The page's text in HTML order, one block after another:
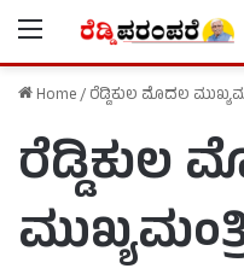
Menu
Home/ರೆಡ್ಡಿಕುಲ ಮೊದಲ
ರೆಡ್ಡಿಕುಲ